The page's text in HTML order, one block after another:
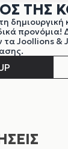
ΤΗΣ
δημιουργική
προνόμια!
τα Joollions &